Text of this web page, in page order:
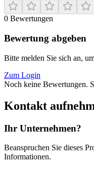
0 Bewertungen
Bewertung abgeben
Bitte melden Sie sich an,
Zum Login
Noch keine Bewertungen.
Kontakt
Ihr Unternehmen?
Beanspruchen Sie dieses
Informationen.